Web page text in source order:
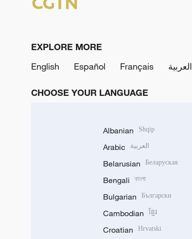
EXPLORE MORE
English
Español Français العربية
CHOOSE YOUR LANGUAGE
Albanian Shqip
Arabic العربية
Belarusian Беларуская
Bengali বাংলা
Bulgarian Български
Cambodian ខ្មែរ
Croatian Hrvatski